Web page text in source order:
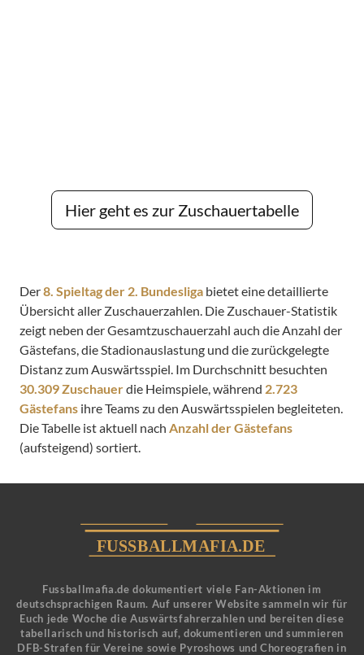
Hier geht es zur Zuschauertabelle
Der8. Spieltag der 2. Bundesliga bietet eine detaillierte
Übersicht aller Zuschauerzahlen. Die Zuschauer-Statistik
zeigt neben der Gesamtzuschauerzahl auch die Anzahl der
Gästefans, die Stadionauslastung und die zurückgelegte
Distanz zum Auswärtsspiel. Im Durchschnitt besuchten
30.309 Zuschauerdie Heimspiele, während 2.723
Gästefans ihre Teams zu den Auswärtsspielen begleiteten.
Die Tabelle ist aktuell nach Anzahl der Gästefans
(aufsteigend) sortiert.
Fussballmafia.de dokumentiert viele Fan-Aktionen im
deutschsprachigen Raum. Auf unserer Website sammeln wir für
Euch jede Woche die Auswärtsfahrerzahlen und bereiten diese
tabellarisch und historisch auf, dokumentieren und summieren
DFB-Strafen für Vereine sowie Pyroshows und Choreografien in